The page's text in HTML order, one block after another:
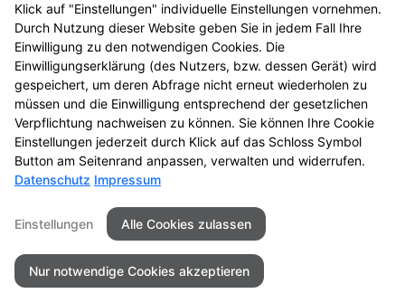
Jetzt bewerben
Kontakt Impressum
Datenschutz
Barrierefreiheit
©2026Baeren Apotheke - Uelzen
Klick auf "Einstellungen" individuelle Einstellungen vornehmen.
Durch Nutzung dieser Website geben Sie in jedem Fall Ihre
Einwilligung zu den notwendigen Cookies. Die
Einwilligungserklärung (des Nutzers, bzw. dessen Gerät) wird
gespeichert, um deren Abfrage nicht erneut wiederholen zu
müssen und die Einwilligung entsprechend der gesetzlichen
Verpflichtung nachweisen zu können. Sie können Ihre Cookie
Einstellungen jederzeit durch Klick auf das Schloss Symbol
Button am Seitenrand anpassen, verwalten und widerrufen.
Datenschutz Impressum
Einstellungen Alle Cookies zulassen
Nur notwendige Cookies akzeptieren